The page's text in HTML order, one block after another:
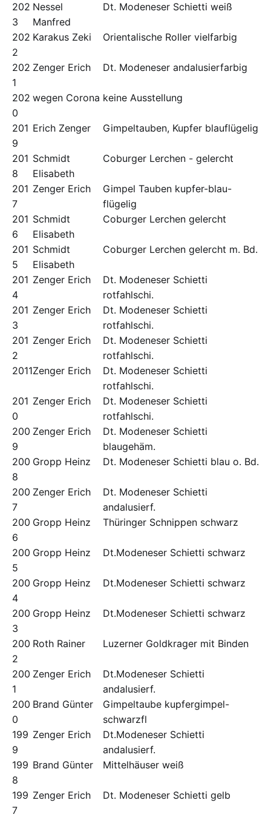
202
3
Nessel
Manfred
Dt. Modeneser Schietti weiß
202
2
Karakus Zeki Orientalische Roller vielfarbig
202
1
Zenger Erich Dt. Modeneser andalusierfarbig
202
0
wegen Corona keine Ausstellung
201
9
Erich Zenger Gimpeltauben, Kupfer blauflügelig
201
8
Schmidt
Elisabeth
Coburger Lerchen - gelercht
201
7
Zenger Erich
Gimpel Tauben kupfer-blau-
flügelig
201
6
Schmidt
Elisabeth
Coburger Lerchen gelercht
201
5
Schmidt
Elisabeth
Coburger Lerchen gelercht m. Bd.
201
4
Zenger Erich
Dt. Modeneser Schietti
rotfahlschi.
201
3
Zenger Erich
Dt. Modeneser Schietti
rotfahlschi.
201
2
Zenger Erich
Dt. Modeneser Schietti
rotfahlschi.
2011Zenger Erich
Dt. Modeneser Schietti
rotfahlschi.
201
0
Zenger Erich
Dt. Modeneser Schietti
rotfahlschi.
200
9
Zenger Erich
Dt. Modeneser Schietti
blaugehäm.
200
8
Gropp Heinz Dt. Modeneser Schietti blau o. Bd.
200
7
Zenger Erich
Dt. Modeneser Schietti
andalusierf.
200
6
Gropp Heinz Thüringer Schnippen schwarz
200
5
Gropp Heinz Dt.Modeneser Schietti schwarz
200
4
Gropp Heinz Dt.Modeneser Schietti schwarz
200
3
Gropp Heinz Dt.Modeneser Schietti schwarz
200
2
Roth Rainer Luzerner Goldkrager mit Binden
200
1
Zenger Erich
Dt.Modeneser Schietti
andalusierf.
200
0
Brand Günter
Gimpeltaube kupfergimpel-
schwarzfl
199
9
Zenger Erich
Dt.Modeneser Schietti
andalusierf.
199
8
Brand Günter Mittelhäuser weiß
199
7
Zenger Erich Dt. Modeneser Schietti gelb